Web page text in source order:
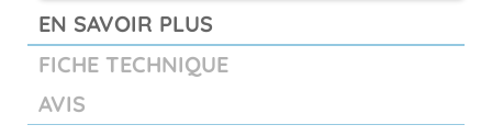
EN SAVOIR PLUS
FICHE TECHNIQUE
AVIS